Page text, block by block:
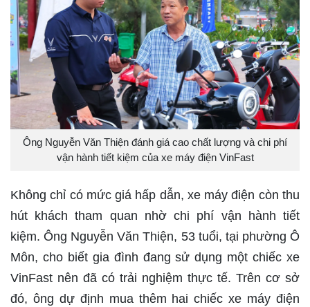
Ông Nguyễn Văn Thiện đánh giá cao chất lượng và chi phí
vận hành tiết kiệm của xe máy điện VinFast
Không chỉ có mức giá hấp dẫn, xe máy điện còn thu
hút khách tham quan nhờ chi phí vận hành tiết
kiệm. Ông Nguyễn Văn Thiện, 53 tuổi, tại phường Ô
Môn, cho biết gia đình đang sử dụng một chiếc xe
VinFast nên đã có trải nghiệm thực tế. Trên cơ sở
đó, ông dự định mua thêm hai chiếc xe máy điện